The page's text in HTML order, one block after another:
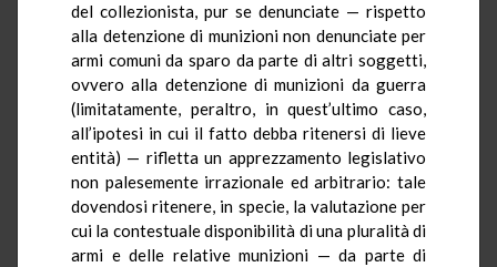
del collezionista, pur se denunciate — rispetto
alla detenzione di munizioni non denunciate per
armi comuni da sparo da parte di altri soggetti,
ovvero alla detenzione di munizioni da guerra
(limitatamente, peraltro, in quest’ultimo caso,
all’ipotesi in cui il fatto debba ritenersi di lieve
entità) — rifletta un apprezzamento legislativo
non palesemente irrazionale ed arbitrario: tale
dovendosi ritenere, in specie, la valutazione per
cui la contestuale disponibilità di una pluralità di
armi e delle relative munizioni — da parte di